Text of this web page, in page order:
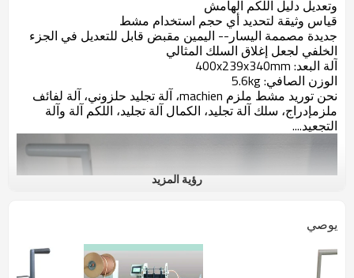
وتعديل دليل اللكم الهامش
قياس وثيقة لتحديد أي حجم استخدام مشط
جديدة مصممة اليسار-- اليمين مقبض قابل للتعديل في الجزء
الخلفي لجعل إغلاق السلك المثالي
آلة البعد: 400x239x340mm
الوزن الصافي: 5.6kg
نحن توريد مشط ملزم machien، آلة تجليد حلزوني، آلة لفائف
ملزمإدراج، سلك آلة تجليد، الكمال آلة تجليد، اللكم آلة وآلة
التجعيد....
رؤية المزيد
يوصي